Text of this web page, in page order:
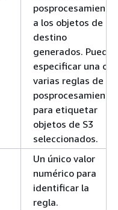
posprocesamiento
a los objetos de
destino
generados. Puede
especificar una o
varias reglas de
posprocesamiento
para etiquetar
objetos de S3
seleccionados.
Un único valor
numérico para
identificar la
regla.